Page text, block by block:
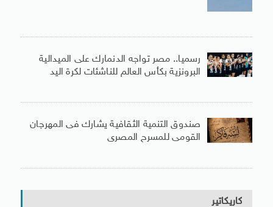
رسميا.. مصر تواجه الدنمارك على الميدالية
البرونزية بكأس العالم للناشئات لكرة اليد
صندوق التنمية الثقافية يشارك فى المهرجان
القومى للمسرح المصرى
كاريكاتير